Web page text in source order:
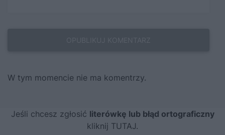
W tym momencie nie ma komentrzy.
Jeśli chcesz zgłosić literówkę lub błąd ortograficzny
kliknij TUTAJ.